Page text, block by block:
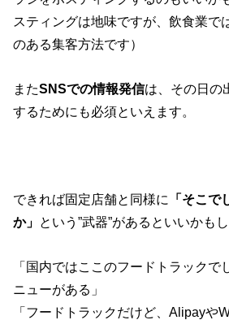
スティングは地味ですが、飲食業で
のある集客方法です）
またSNSでの情報発信は、その日の
するためにも必須といえます。
できれば固定店舗と同様に
「そこ
か」 という”武器”があるといいかも
「国内ではここのフードトラックで
ニューがある」
「フードトラックだけど、Alipayや